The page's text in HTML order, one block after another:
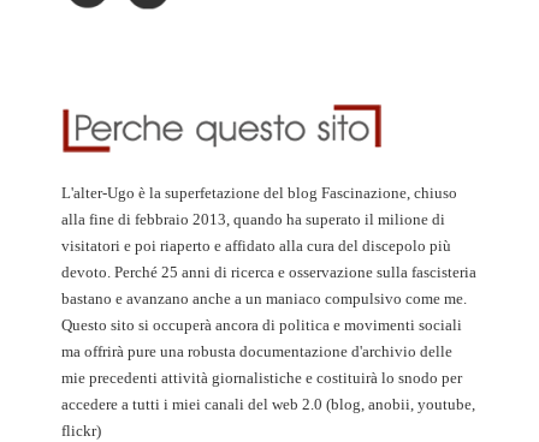
L'alter-Ugo è la superfetazione del blog Fascinazione, chiuso
alla fine di febbraio 2013, quando ha superato il milione di
visitatori e poi riaperto e affidato alla cura del discepolo più
devoto. Perché 25 anni di ricerca e osservazione sulla fascisteria
bastano e avanzano anche a un maniaco compulsivo come me.
Questo sito si occuperà ancora di politica e movimenti sociali
ma offrirà pure una robusta documentazione d'archivio delle
mie precedenti attività giornalistiche e costituirà lo snodo per
accedere a tutti i miei canali del web 2.0 (blog, anobii, youtube,
flickr)